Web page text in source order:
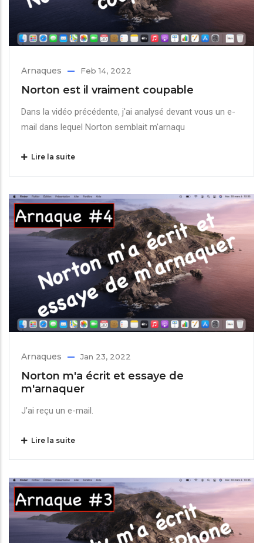
Arnaques Feb 14, 2022
Norton est il vraiment coupable
Dans la vidéo précédente, j'ai analysé devant vous un e-
mail dans lequel Norton semblait m'arnaqu
Lire la suite
Arnaques Jan 23, 2022
Norton m'a écrit et essaye de
m'arnaquer
J’ai reçu un e-mail.
Lire la suite